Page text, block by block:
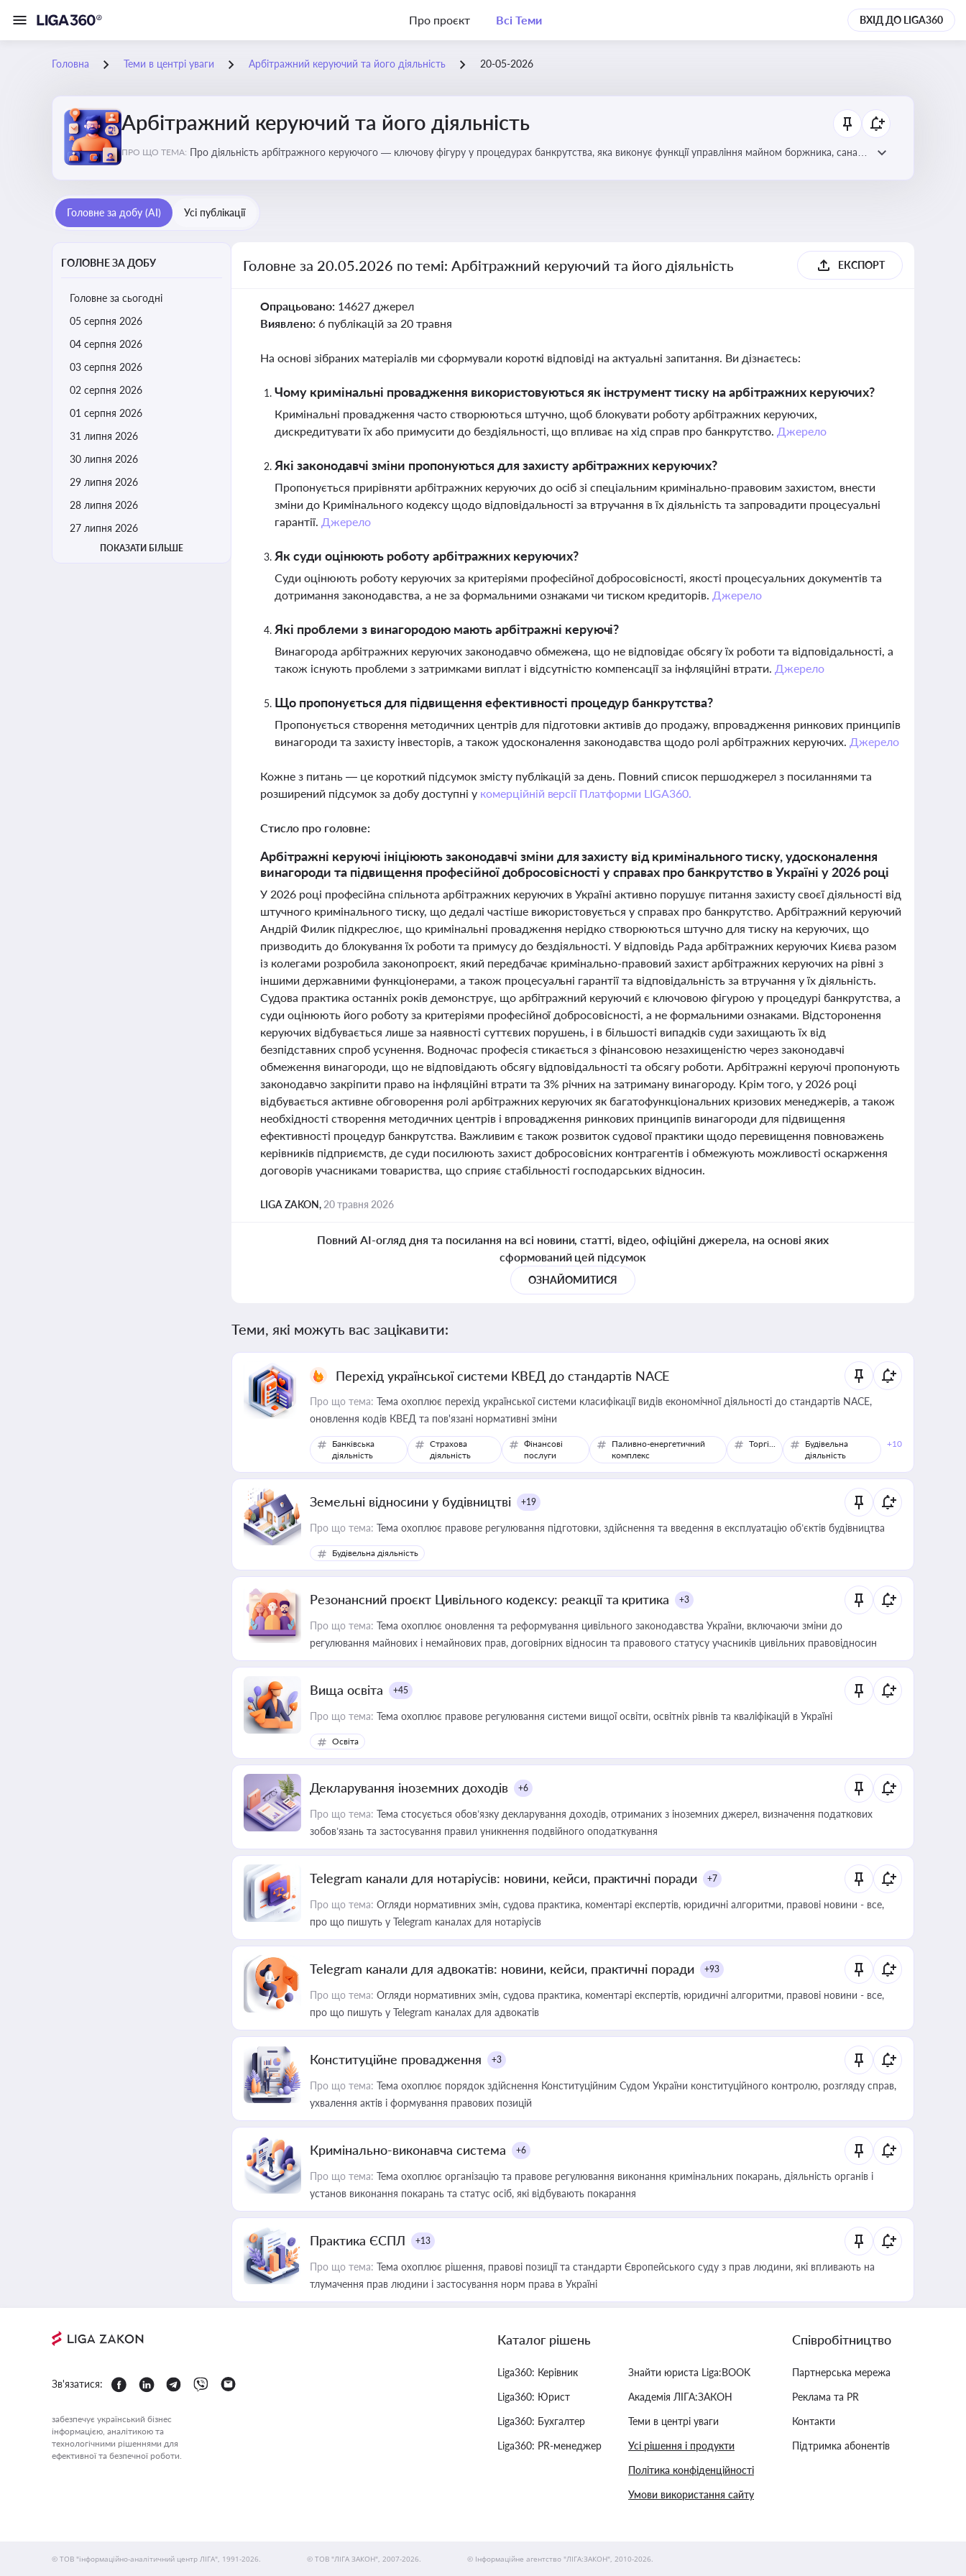
Про проєкт Всі Теми ВХІД ДО LIGA360
Головна Теми в центрі уваги Арбітражний керуючий та його діяльність 20-05-2026
Арбітражний керуючий та його діяльність
ПРО ЩО ТЕМА: Про діяльність арбітражного керуючого — ключову фігуру у процедурах банкрутства, яка виконує функції управління майном боржника, санації
Головне за добу (AI) Усі публікації
ГОЛОВНЕ ЗА ДОБУ
Головне за сьогодні
05 серпня 2026
04 серпня 2026
03 серпня 2026
02 серпня 2026
01 серпня 2026
31 липня 2026
30 липня 2026
29 липня 2026
28 липня 2026
27 липня 2026
ПОКАЗАТИ БІЛЬШЕ
Головне за 20.05.2026 по темі: Арбітражний керуючий та його діяльність ЕКСПОРТ
Опрацьовано: 14627 джерел
Виявлено: 6 публікацій за 20 травня
На основі зібраних матеріалів ми сформували короткі відповіді на актуальні запитання. Ви дізнаєтесь:
Чому кримінальні провадження використовуються як інструмент тиску на арбітражних керуючих?
Кримінальні провадження часто створюються штучно, щоб блокувати роботу арбітражних керуючих,
дискредитувати їх або примусити до бездіяльності, що впливає на хід справ про банкрутство. Джерело
Які законодавчі зміни пропонуються для захисту арбітражних керуючих?
Пропонується прирівняти арбітражних керуючих до осіб зі спеціальним кримінально-правовим захистом, внести
зміни до Кримінального кодексу щодо відповідальності за втручання в їх діяльність та запровадити процесуальні
гарантії. Джерело
Як суди оцінюють роботу арбітражних керуючих?
Суди оцінюють роботу керуючих за критеріями професійної добросовісності, якості процесуальних документів та
дотримання законодавства, а не за формальними ознаками чи тиском кредиторів. Джерело
Які проблеми з винагородою мають арбітражні керуючі?
Винагорода арбітражних керуючих законодавчо обмежена, що не відповідає обсягу їх роботи та відповідальності, а
також існують проблеми з затримками виплат і відсутністю компенсації за інфляційні втрати. Джерело
Що пропонується для підвищення ефективності процедур банкрутства?
Пропонується створення методичних центрів для підготовки активів до продажу, впровадження ринкових принципів
винагороди та захисту інвесторів, а також удосконалення законодавства щодо ролі арбітражних керуючих. Джерело
Кожне з питань — це короткий підсумок змісту публікацій за день. Повний список першоджерел з посиланнями та
розширений підсумок за добу доступні у комерційній версії Платформи LIGA360.
Стисло про головне:
Арбітражні керуючі ініціюють законодавчі зміни для захисту від кримінального тиску, удосконалення
винагороди та підвищення професійної добросовісності у справах про банкрутство в Україні у 2026 році
У 2026 році професійна спільнота арбітражних керуючих в Україні активно порушує питання захисту своєї діяльності від
штучного кримінального тиску, що дедалі частіше використовується у справах про банкрутство. Арбітражний керуючий
Андрій Филик підкреслює, що кримінальні провадження нерідко створюються штучно для тиску на керуючих, що
призводить до блокування їх роботи та примусу до бездіяльності. У відповідь Рада арбітражних керуючих Києва разом
із колегами розробила законопроєкт, який передбачає кримінально-правовий захист арбітражних керуючих на рівні з
іншими державними функціонерами, а також процесуальні гарантії та відповідальність за втручання у їх діяльність.
Судова практика останніх років демонструє, що арбітражний керуючий є ключовою фігурою у процедурі банкрутства, а
суди оцінюють його роботу за критеріями професійної добросовісності, а не формальними ознаками. Відсторонення
керуючих відбувається лише за наявності суттєвих порушень, і в більшості випадків суди захищають їх від
безпідставних спроб усунення. Водночас професія стикається з фінансовою незахищеністю через законодавчі
обмеження винагороди, що не відповідають обсягу відповідальності та обсягу роботи. Арбітражні керуючі пропонують
законодавчо закріпити право на інфляційні втрати та 3% річних на затриману винагороду. Крім того, у 2026 році
відбувається активне обговорення ролі арбітражних керуючих як багатофункціональних кризових менеджерів, а також
необхідності створення методичних центрів і впровадження ринкових принципів винагороди для підвищення
ефективності процедур банкрутства. Важливим є також розвиток судової практики щодо перевищення повноважень
керівників підприємств, де суди посилюють захист добросовісних контрагентів і обмежують можливості оскарження
договорів учасниками товариства, що сприяє стабільності господарських відносин.
LIGA ZAKON, 20 травня 2026
Повний AI-огляд дня та посилання на всі новини, статті, відео, офіційні джерела, на основі яких
сформований цей підсумок
ОЗНАЙОМИТИСЯ
Теми, які можуть вас зацікавити:
Перехід української системи КВЕД до стандартів NACE
Про що тема: Тема охоплює перехід української системи класифікації видів економічної діяльності до стандартів NACE,
оновлення кодів КВЕД та пов'язані нормативні зміни
Банківська
діяльність
Страхова
діяльність
Фінансові
послуги
Паливно-енергетичний
комплекс
Торгівля
Будівельна
діяльність
+10
Земельні відносини у будівництві +19
Про що тема: Тема охоплює правове регулювання підготовки, здійснення та введення в експлуатацію об’єктів будівництва
Будівельна діяльність
Резонансний проєкт Цивільного кодексу: реакції та критика +3
Про що тема: Тема охоплює оновлення та реформування цивільного законодавства України, включаючи зміни до
регулювання майнових і немайнових прав, договірних відносин та правового статусу учасників цивільних правовідносин
Вища освіта +45
Про що тема: Тема охоплює правове регулювання системи вищої освіти, освітніх рівнів та кваліфікацій в Україні
Освіта
Декларування іноземних доходів +6
Про що тема: Тема стосується обов’язку декларування доходів, отриманих з іноземних джерел, визначення податкових
зобов’язань та застосування правил уникнення подвійного оподаткування
Telegram канали для нотаріусів: новини, кейси, практичні поради +7
Про що тема: Огляди нормативних змін, судова практика, коментарі експертів, юридичні алгоритми, правові новини - все,
про що пишуть у Telegram каналах для нотаріусів
Telegram канали для адвокатів: новини, кейси, практичні поради +93
Про що тема: Огляди нормативних змін, судова практика, коментарі експертів, юридичні алгоритми, правові новини - все,
про що пишуть у Telegram каналах для адвокатів
Конституційне провадження +3
Про що тема: Тема охоплює порядок здійснення Конституційним Судом України конституційного контролю, розгляду справ,
ухвалення актів і формування правових позицій
Кримінально-виконавча система +6
Про що тема: Тема охоплює організацію та правове регулювання виконання кримінальних покарань, діяльність органів і
установ виконання покарань та статус осіб, які відбувають покарання
Практика ЄСПЛ +13
Про що тема: Тема охоплює рішення, правові позиції та стандарти Європейського суду з прав людини, які впливають на
тлумачення прав людини і застосування норм права в Україні
Зв'язатися:
забезпечує український бізнес
інформацією, аналітикою та
технологічними рішеннями для
ефективної та безпечної роботи.
Каталог рішень
Liga360: Керівник
Liga360: Юрист
Liga360: Бухгалтер
Liga360: PR-менеджер
Знайти юриста Liga:BOOK
Академія ЛІГА:ЗАКОН
Теми в центрі уваги
Усі рішення і продукти
Політика конфіденційності
Умови використання сайту
Співробітництво
Партнерська мережа
Реклама та PR
Контакти
Підтримка абонентів
© ТОВ "інформаційно-аналітичний центр ЛІГА", 1991-2026. © ТОВ "ЛІГА ЗАКОН", 2007-2026. © Інформаційне агентство "ЛІГА:ЗАКОН", 2010-2026.